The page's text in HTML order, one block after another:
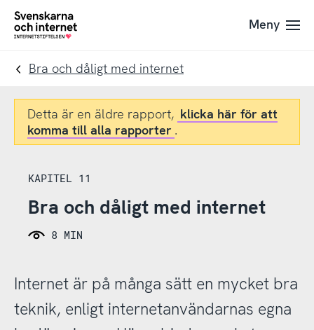
Till
navigation
Till
innehåll
To
Meny
Bra och dåligt med internet
Detta är en äldre rapport, klicka här för att
komma till alla rapporter .
KAPITEL 11
Bra och dåligt med internet
8 MIN
Internet är på många sätt en mycket bra
teknik, enligt internetanvändarnas egna